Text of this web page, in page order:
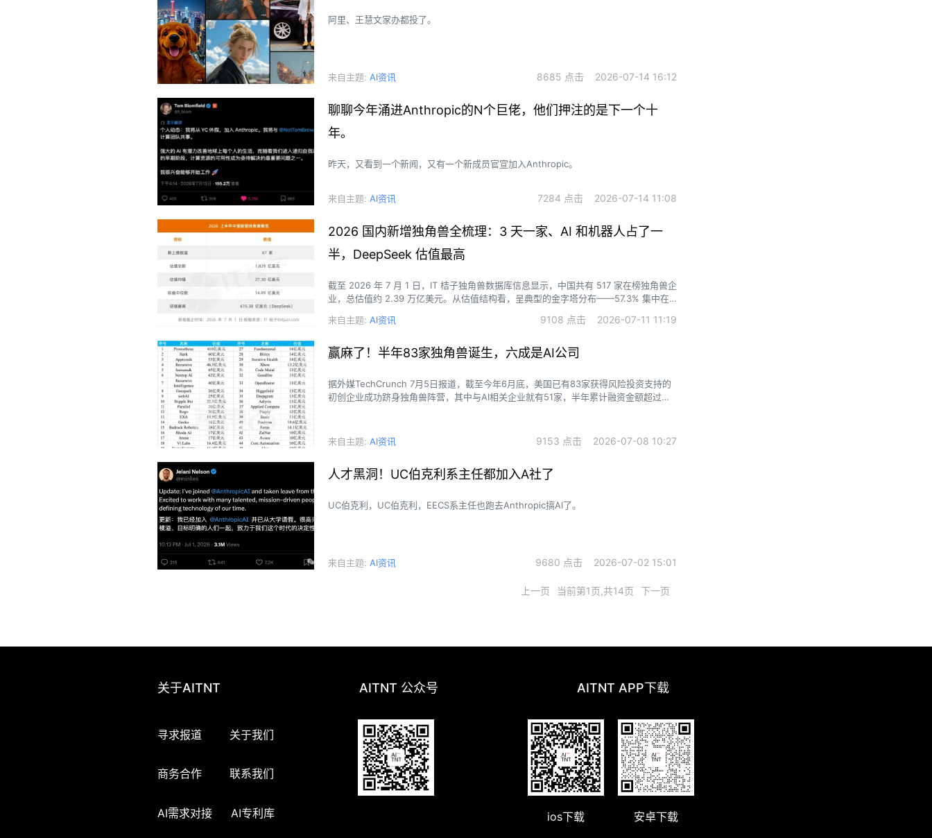
阿里、王慧文家办都投了。
来自主题: AI资讯 8685 点击 2026-07-14 16:12
聊聊今年涌进Anthropic的N个巨佬，他们押注的是下一个十
年。
昨天，又看到一个新闻，又有一个新成员官宣加入Anthropic。
来自主题: AI资讯 7284 点击 2026-07-14 11:08
2026 国内新增独角兽全梳理：3 天一家、AI 和机器人占了一
半，DeepSeek 估值最高
截至 2026 年 7 月 1 日，IT 桔子独角兽数据库信息显示，中国共有 517 家在榜独角兽企
业，总估值约 2.39 万亿美元。从估值结构看，呈典型的金字塔分布——57.3% 集中在
500 亿美元以上的超级独角兽仅 5 家：
来自主题: AI资讯 9108 点击 2026-07-11 11:19
赢麻了！半年83家独角兽诞生，六成是AI公司
据外媒TechCrunch 7月5日报道，截至今年6月底，美国已有83家获得风险投资支持的
初创企业成功跻身独角兽阵营，其中与AI相关企业就有51家，半年累计融资金额超过
来自主题: AI资讯 9153 点击 2026-07-08 10:27
人才黑洞！UC伯克利系主任都加入A社了
UC伯克利，UC伯克利，EECS系主任也跑去Anthropic搞AI了。
来自主题: AI资讯 9680 点击 2026-07-02 15:01
上一页 当前第1页,共14页 下一页
关于AITNT AITNT 公众号 AITNT APP下载
寻求报道 关于我们
商务合作 联系我们
AI需求对接 AI专利库 ios下载 安卓下载